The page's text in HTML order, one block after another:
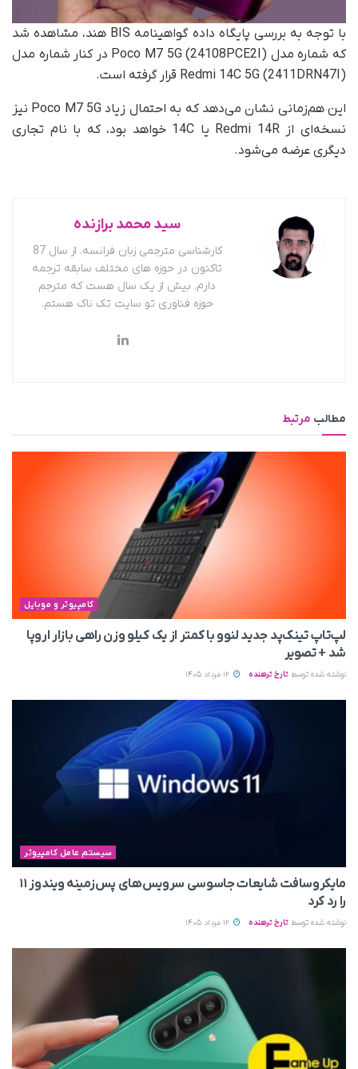
با توجه به بررسی پایگاه داده گواهینامه BIS هند، مشاهده شد
که شماره مدل Poco M7 5G (24108PCE2I) در کنار شماره مدل
Redmi 14C 5G (2411DRN47I) قرار گرفته است.
این هم‌زمانی نشان می‌دهد که به احتمال زیاد Poco M7 5G نیز
نسخه‌ای از Redmi 14R یا 14C خواهد بود، که با نام تجاری
دیگری عرضه می‌شود.
سید محمد برازنده
کارشناسی مترجمی زبان فرانسه. از سال 87
تاکنون در حوزه های مختلف سابقه ترجمه
دارم. بیش از یک سال هست که مترجم
حوزه فناوری تو سایت تک ناک هستم.
مطالب مرتبط
کامپیوتر و موبایل
لپ‌تاپ تینک‌پد جدید لنوو با کمتر از یک کیلو وزن راهی بازار اروپا
شد + تصویر
نوشته شده توسط تارخ ترهنده
سیستم عامل کامپیوتر
مایکروسافت شایعات جاسوسی سرویس‌های پس‌زمینه ویندوز ۱۱
را رد کرد
نوشته شده توسط تارخ ترهنده